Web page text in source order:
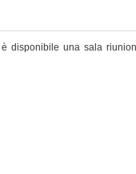
è disponibile una sala